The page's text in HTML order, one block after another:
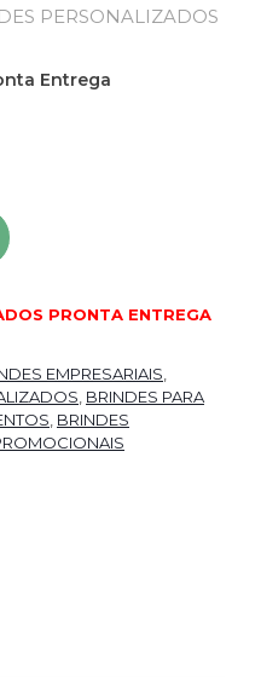
PERSONALIZADOS
Entrega
PRONTA ENTREGA
EMPRESARIAIS,
, BRINDES PARA
, BRINDES